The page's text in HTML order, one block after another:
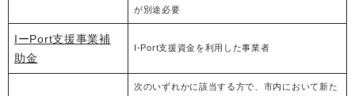
が別途必要
IーPort支援事業補
助金
I-Port支援資金を利用した事業者
次のいずれかに該当する方で、市内において新た